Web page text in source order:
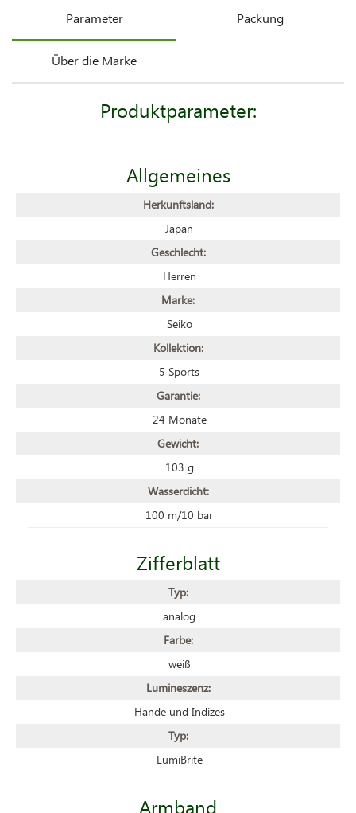
Parameter Packung
Über die Marke
Produktparameter:
Allgemeines
Herkunftsland:
Japan
Geschlecht:
Herren
Marke:
Seiko
Kollektion:
5 Sports
Garantie:
24 Monate
Gewicht:
103 g
Wasserdicht:
100 m/10 bar
Zifferblatt
Typ:
analog
Farbe:
weiß
Lumineszenz:
Hände und Indizes
Typ:
LumiBrite
Armband